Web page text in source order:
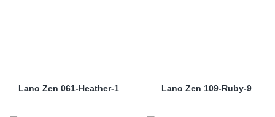
Lano Zen 061-Heather-1 Lano Zen 109-Ruby-9